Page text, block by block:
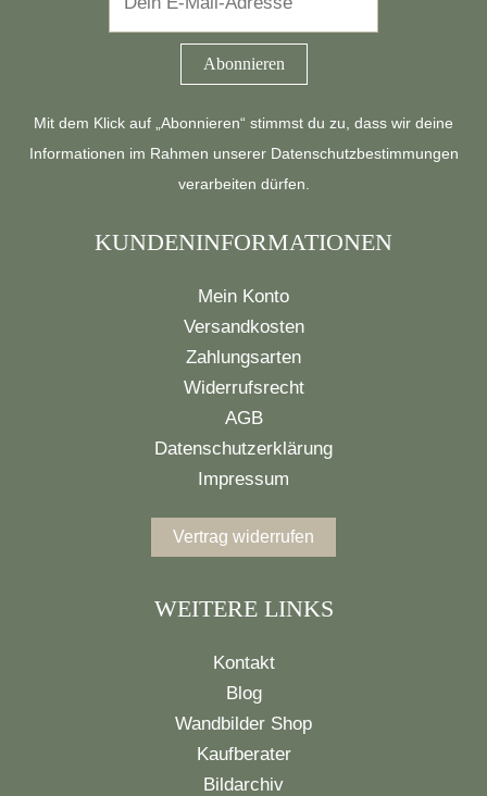
Mit dem Klick auf „Abonnieren“ stimmst du zu, dass wir deine
Informationen im Rahmen unserer Datenschutzbestimmungen
verarbeiten dürfen.
KUNDENINFORMATIONEN
Mein Konto
Versandkosten
Zahlungsarten
Widerrufsrecht
AGB
Datenschutzerklärung
Impressum
Vertrag widerrufen
WEITERE LINKS
Kontakt
Blog
Wandbilder Shop
Kaufberater
Bildarchiv